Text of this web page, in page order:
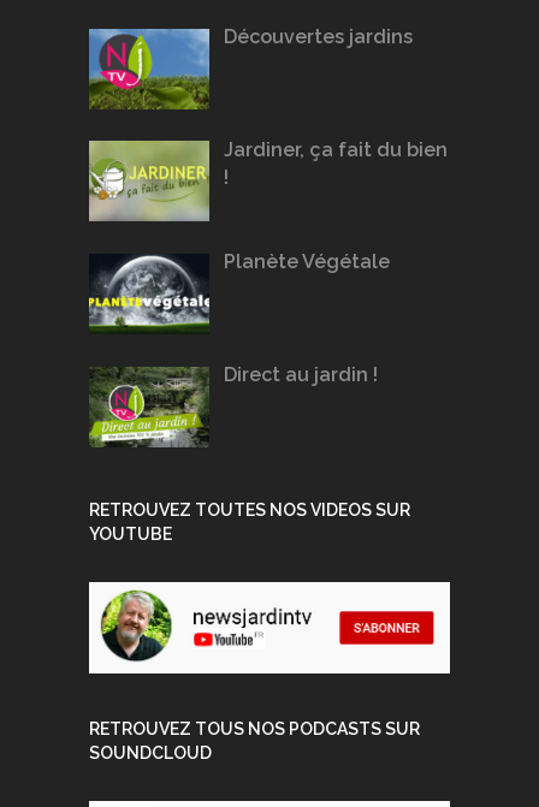
Découvertes jardins
Jardiner, ça fait du bien
!
Planète Végétale
Direct au jardin !
RETROUVEZ TOUTES NOS VIDEOS SUR
YOUTUBE
RETROUVEZ TOUS NOS PODCASTS SUR
SOUNDCLOUD